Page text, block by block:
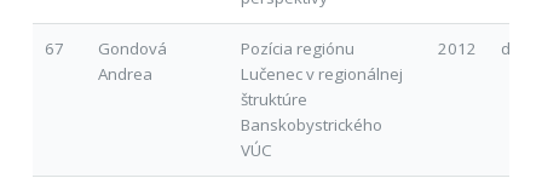
67
Gondová
Andrea
Pozícia regiónu
Lučenec v regionálnej
štruktúre
Banskobystrického
VÚC
2012 d